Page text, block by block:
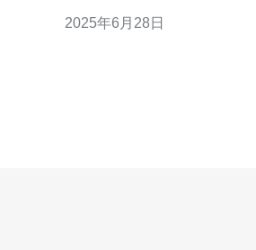
术发达的国家，拥有众多高防
2025年6月28日